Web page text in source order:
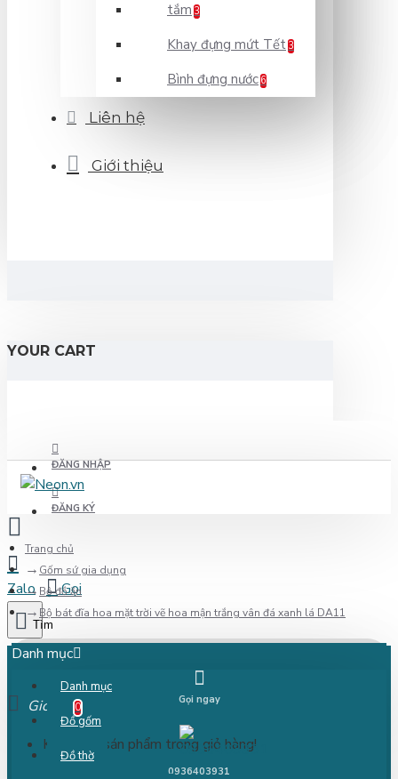
tắm 3
Khay đựng mứt Tết 3
Bình đựng nước 6
Liên hệ
Giới thiệu
YOUR CART
ĐĂNG NHẬP
ĐĂNG KÝ
Danh mục
Danh mục
Đồ gốm
Đồ thờ
Giỏ 0
Không có sản phẩm trong giỏ hàng!
Trang chủ
Gốm sứ gia dụng
Bộ đồ ăn
Bộ bát đĩa hoa mặt trời vẽ hoa mận trắng vân đá xanh lá DA11
Gọi ngay
0936403931